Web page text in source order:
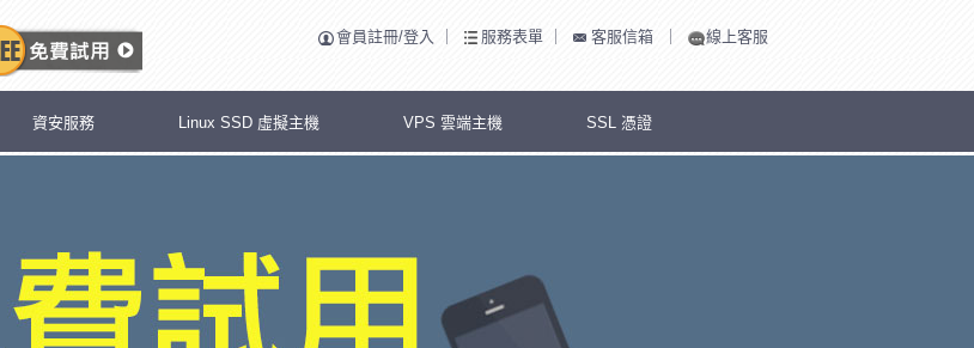
會員註冊/登入 服務表單 客服信箱 線上客服
資安服務 Linux SSD 虛擬主機 VPS 雲端主機 SSL 憑證